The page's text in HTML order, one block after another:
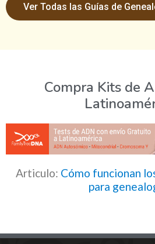
Ver Todas las Guías de
Compra Kits de
Articulo: Cómo funcionan
para